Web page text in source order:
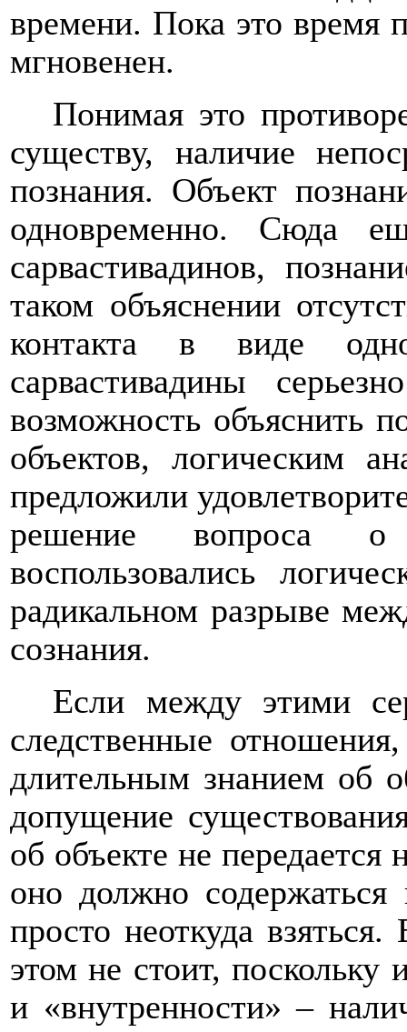
времени. Пока это время
мгновенен.
Понимая это
существу, наличие
познания. Объект
одновременно. Сюда
сарвастивадинов,
таком объяснении
контакта в виде
сарвастивадины
возможность объяснить
объектов, логическим
предложили
решение вопроса о
воспользовались
радикальном разрыве
сознания.
Если между этими
следственные
длительным знанием об
допущение
об объекте не передается
оно должно
просто неоткуда
этом не стоит, поскольку
и «внутренности» –